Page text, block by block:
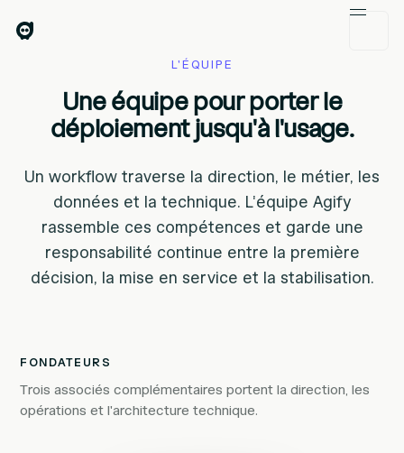
L'ÉQUIPE
Une équipe pour porter le
déploiement jusqu'à l'usage.
Un workflow traverse la direction, le métier, les
données et la technique. L'équipe Agify
rassemble ces compétences et garde une
responsabilité continue entre la première
décision, la mise en service et la stabilisation.
FONDATEURS
Trois associés complémentaires portent la direction, les
opérations et l'architecture technique.